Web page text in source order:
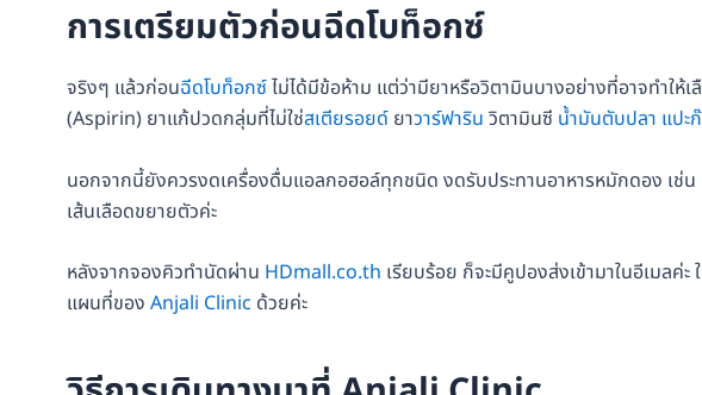
การเตรียมตัวก่อนฉีดโบท็อกซ์
จริงๆ แล้วก่อนฉีดโบท็อกซ์ไม่ได้มีข้อห้าม แต่ว่ามียาหรือวิตามินบางอย่างที่อาจทำให้
(Aspirin) ยาแก้ปวดกลุ่มที่ไม่ใช่สเตียรอยด์ ยาวาร์ฟารินวิตามินซี น้ำมันตับปลา แปะ
นอกจากนี้ยังควรงดเครื่องดื่มแอลกอฮอล์ทุกชนิด งดรับประทานอาหารหมักดอง เช่น
เส้นเลือดขยายตัวค่ะ
หลังจากจองคิวทำนัดผ่าน HDmall.co.th เรียบร้อย ก็จะมีคูปองส่งเข้ามาในอีเมล
แผนที่ของ Anjali Clinic ด้วยค่ะ